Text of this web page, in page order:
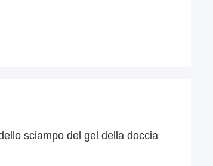
sciampo del gel della doccia